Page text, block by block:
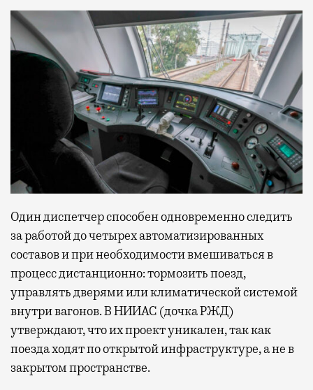
Современный путешественник часто берет
с собой не только чемодан, но и ноутбук.
А ожидание рейса все чаще превращается
не в потерянное время, а в возможность
спокойно закончить дела или спланировать
активности в путешествии, например
забронировать нужные билеты и рестораны.
Бизнес-зал становится местом, где можно
провести переговоры, поработать или просто
выпить кофе, наблюдая сквозь панорамные
окна за тем, как взлетают и садятся
самолеты. В Москве нет недостатка
Один диспетчер способен одновременно следить
за работой до четырех автоматизированных
составов и при необходимости вмешиваться в
процесс дистанционно: тормозить поезд,
управлять дверями или климатической системой
внутри вагонов. В НИИАС (дочка РЖД)
утверждают, что их проект уникален, так как
поезда ходят по открытой инфраструктуре, а не в
закрытом пространстве.